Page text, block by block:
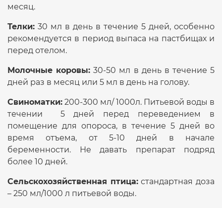
месяц.
Телки: 30 мл в день в течение 5 дней, особенно
рекомендуется в период выпаса на пастбищах и
перед отелом.
Молочные коровы: 30-50 мл в день в течение 5
дней раз в месяц или 5 мл в день на голову.
Свиноматки: 200-300 мл/ 1000л. Питьевой воды в
течении 5 дней перед переведением в
помещение для опороса, в течение 5 дней во
время отъема, от 5-10 дней в начале
беременности. Не давать препарат подряд
более 10 дней.
Сельскохозяйственная птица:стандартная доза
– 250 мл/1000 л питьевой воды.